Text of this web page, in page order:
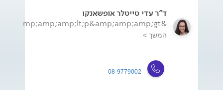
ד"ר עדי טייטלר אופשאנקו
&amp;amp;amp;lt;p&amp;amp;amp;gt;ד&amp;amp;amp;amp;quot;...
המשך >
08-9779002